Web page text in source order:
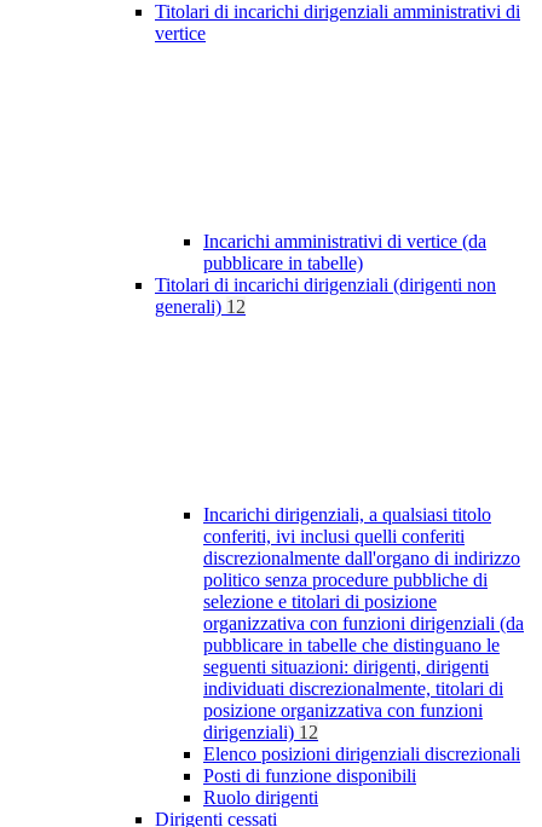
Titolari di incarichi dirigenziali amministrativi di
vertice
Incarichi amministrativi di vertice (da
pubblicare in tabelle)
Titolari di incarichi dirigenziali (dirigenti non
generali) 12
Incarichi dirigenziali, a qualsiasi titolo
conferiti, ivi inclusi quelli conferiti
discrezionalmente dall'organo di indirizzo
politico senza procedure pubbliche di
selezione e titolari di posizione
organizzativa con funzioni dirigenziali (da
pubblicare in tabelle che distinguano le
seguenti situazioni: dirigenti, dirigenti
individuati discrezionalmente, titolari di
posizione organizzativa con funzioni
dirigenziali) 12
Elenco posizioni dirigenziali discrezionali
Posti di funzione disponibili
Ruolo dirigenti
Dirigenti cessati